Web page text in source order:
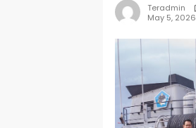
Teradmin
May 5, 2026